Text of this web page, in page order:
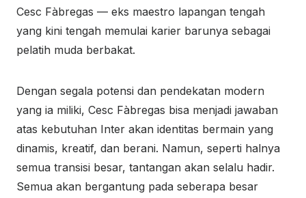
Cesc Fàbregas — eks maestro lapangan tengah
yang kini tengah memulai karier barunya sebagai
pelatih muda berbakat.
Dengan segala potensi dan pendekatan modern
yang ia miliki, Cesc Fàbregas bisa menjadi jawaban
atas kebutuhan Inter akan identitas bermain yang
dinamis, kreatif, dan berani. Namun, seperti halnya
semua transisi besar, tantangan akan selalu hadir.
Semua akan bergantung pada seberapa besar